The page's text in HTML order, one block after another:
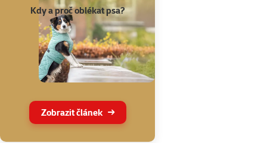
Kdy a proč oblékat psa?
Zobrazit článek